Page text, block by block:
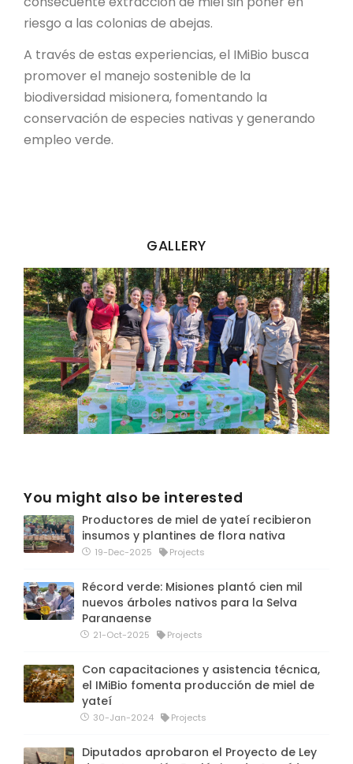
riesgo a las colonias de abejas.
A través de estas experiencias, el IMiBio busca
promover el manejo sostenible de la
biodiversidad misionera, fomentando la
conservación de especies nativas y generando
empleo verde.
GALLERY
You might also be interested
Productores de miel de yateí recibieron
insumos y plantines de flora nativa
19-Dec-2025 Projects
Récord verde: Misiones plantó cien mil
nuevos árboles nativos para la Selva
Paranaense
21-Oct-2025 Projects
Con capacitaciones y asistencia técnica,
el IMiBio fomenta producción de miel de
yateí
30-Jan-2024 Projects
Diputados aprobaron el Proyecto de Ley